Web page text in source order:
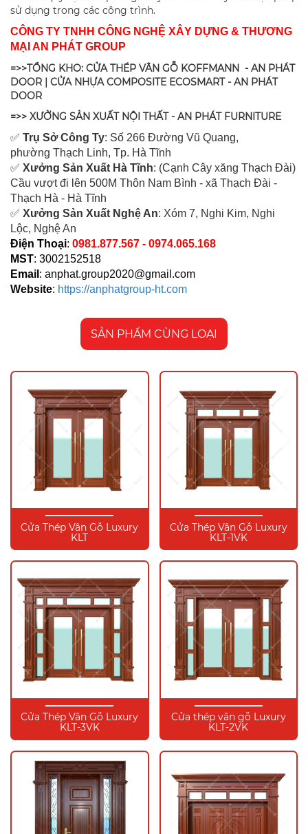
sử dụng trong các công trình.
CÔNG TY TNHH CÔNG NGHỆ XÂY DỰNG & THƯƠNG
MẠI AN PHÁT GROUP
=>>TỔNG KHO: CỬA THÉP VÂN GỖ KOFFMANN - AN PHÁT
DOOR | CỬA NHỰA COMPOSITE ECOSMART - AN PHÁT
DOOR
=>> XƯỞNG SẢN XUẤT NỘI THẤT - AN PHÁT FURNITURE
✅ Trụ Sở Công Ty: Số 266 Đường Vũ Quang,
phường Thạch Linh, Tp. Hà Tĩnh
✅ Xưởng Sản Xuất Hà Tĩnh: (Cạnh Cây xăng Thạch Đài)
Cầu vượt đi lên 500M Thôn Nam Bình - xã Thạch Đài -
Thạch Hà - Hà Tĩnh
✅ Xưởng Sản Xuất Nghệ An: Xóm 7, Nghi Kim, Nghi
Lộc, Nghệ An
Điện Thoại: 0981.877.567 - 0974.065.168
MST: 3002152518
Email : anphat.group2020@gmail.com
Website: https://anphatgroup-ht.com
SẢN PHẨM CÙNG LOẠI
Cửa Thép Vân Gỗ Luxury
KLT
Cửa Thép Vân Gỗ Luxury
KLT-1VK
Cửa Thép Vân Gỗ Luxury
KLT-3VK
Cửa thép vân gỗ Luxury
KLT-2VK